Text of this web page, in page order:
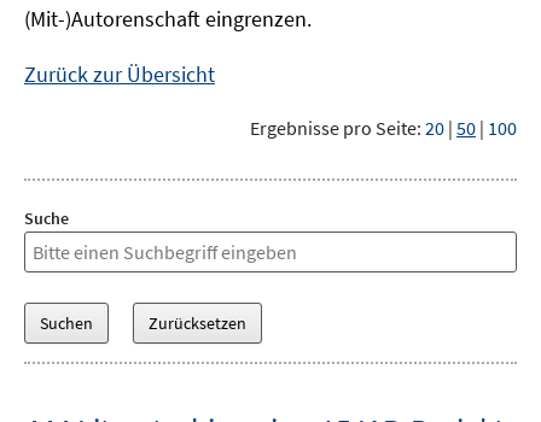
(Mit-)Autorenschaft eingrenzen.
Zurück zur Übersicht
Ergebnisse pro Seite: 20 | 50 | 100
Suche